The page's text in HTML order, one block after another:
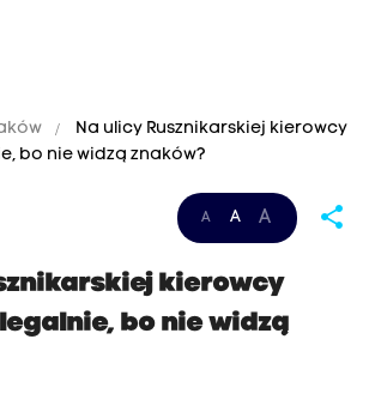
Na ulicy Rusznikarskiej kierowcy
bo nie widzą znaków?
A A A share
kierowcy
bo nie widzą